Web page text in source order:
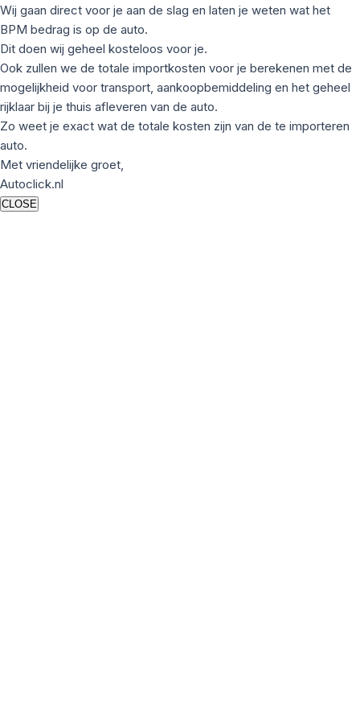
Wij gaan direct voor je aan de slag en laten je weten wat het
BPM bedrag is op de auto.
Dit doen wij geheel kosteloos voor je.
Ook zullen we de totale importkosten voor je berekenen met de
mogelijkheid voor transport, aankoopbemiddeling en het geheel
rijklaar bij je thuis afleveren van de auto.
Zo weet je exact wat de totale kosten zijn van de te importeren
auto.
Met vriendelijke groet,
Autoclick.nl
CLOSE